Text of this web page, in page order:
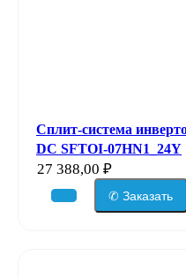
Сплит-система
DC SFTOI-07HN1_24Y
27 388,00 ₽
✆ Заказать